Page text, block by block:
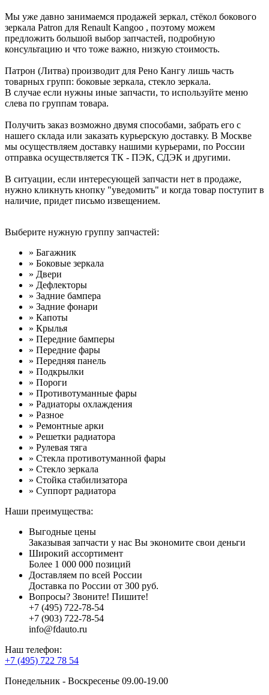
Мы уже давно занимаемся продажей зеркал, стёкол бокового
зеркала Patron для Renault Kangoo , поэтому можем
предложить большой выбор запчастей, подробную
консультацию и что тоже важно, низкую стоимость.
Патрон (Литва) производит для Рено Кангу лишь часть
товарных групп: боковые зеркала, стекло зеркала.
В случае если нужны иные запчасти, то используйте меню
слева по группам товара.
Получить заказ возможно двумя способами, забрать его с
нашего склада или заказать курьерскую доставку. В Москве
мы осуществляем доставку нашими курьерами, по России
отправка осуществляется ТК - ПЭК, СДЭК и другими.
В ситуации, если интересующей запчасти нет в продаже,
нужно кликнуть кнопку "уведомить" и когда товар поступит в
наличие, придет письмо извещением.
Выберите нужную группу запчастей:
» Багажник
» Боковые зеркала
» Двери
» Дефлекторы
» Задние бампера
» Задние фонари
» Капоты
» Крылья
» Передние бамперы
» Передние фары
» Передняя панель
» Подкрылки
» Пороги
» Противотуманные фары
» Радиаторы охлаждения
» Разное
» Ремонтные арки
» Решетки радиатора
» Рулевая тяга
» Стекла противотуманной фары
» Стекло зеркала
» Стойка стабилизатора
» Суппорт радиатора
Наши преимущества:
Выгодные цены
Заказывая запчасти у нас Вы экономите свои деньги
Широкий ассортимент
Более 1 000 000 позиций
Доставляем по всей России
Доставка по России от 300 руб.
Вопросы? Звоните! Пишите!
+7 (495) 722-78-54
+7 (903) 722-78-54
info@fdauto.ru
Наш телефон:
+7 (495) 722 78 54
Понедельник - Воскресенье 09.00-19.00